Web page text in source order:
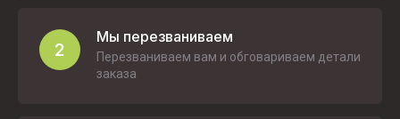
2
Мы перезваниваем
Перезваниваем вам и обговариваем детали
заказа